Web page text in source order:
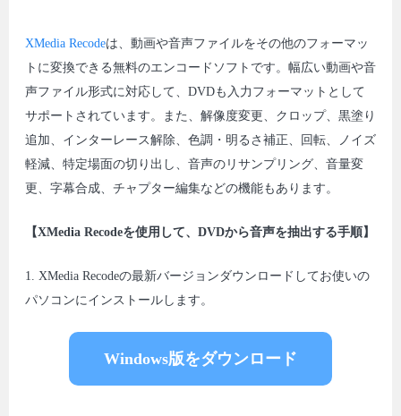
XMedia Recodeは、動画や音声ファイルをその他のフォーマッ
トに変換できる無料のエンコードソフトです。幅広い動画や音
声ファイル形式に対応して、DVDも入力フォーマットとして
サポートされています。また、解像度変更、クロップ、黒塗り
追加、インターレース解除、色調・明るさ補正、回転、ノイズ
軽減、特定場面の切り出し、音声のリサンプリング、音量変
更、字幕合成、チャプター編集などの機能もあります。
【XMedia Recodeを使用して、DVDから音声を抽出する手順】
1. XMedia Recodeの最新バージョンダウンロードしてお使いの
パソコンにインストールします。
Windows版をダウンロード